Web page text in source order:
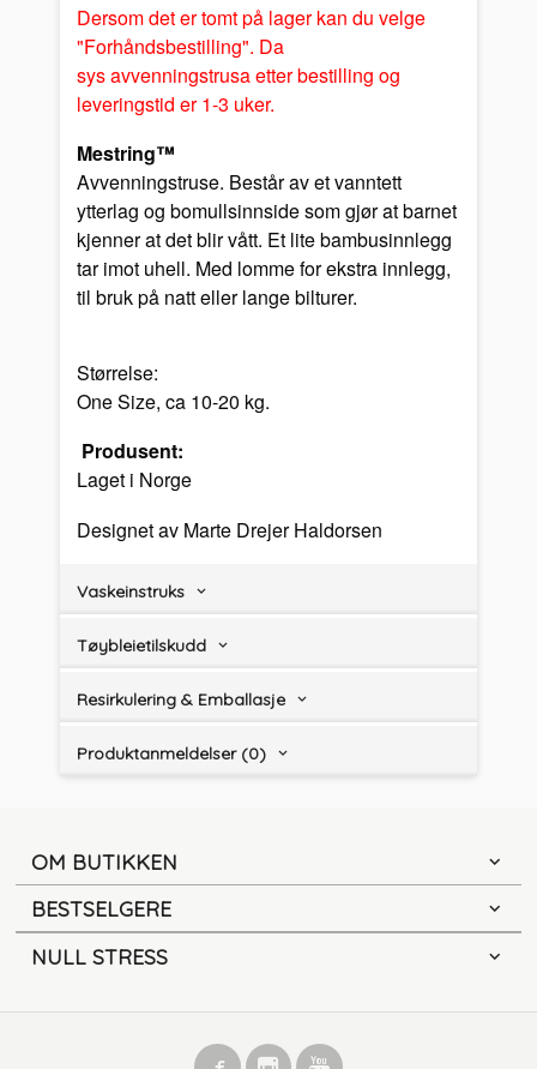
Dersom det er tomt på lager kan du velge
"Forhåndsbestilling". Da
sys avvenningstrusa etter bestilling og
leveringstid er 1-3 uker.
Mestring™
Avvenningstruse. Består av et vanntett
ytterlag og bomullsinnside som gjør at barnet
kjenner at det blir vått. Et lite bambusinnlegg
tar imot uhell. Med lomme for ekstra innlegg,
til bruk på natt eller lange bilturer.
Størrelse:
One Size, ca 10-20 kg.
Produsent:
Laget i Norge
Designet av Marte Drejer Haldorsen
Vaskeinstruks
Tøybleietilskudd
Resirkulering & Emballasje
Produktanmeldelser (0)
OM BUTIKKEN
BESTSELGERE
NULL STRESS